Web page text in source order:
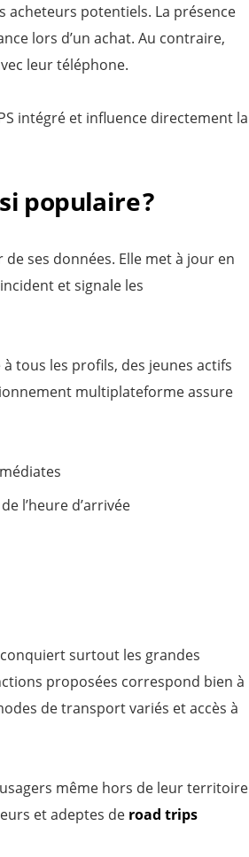
acheteurs potentiels. La présence
lors d’un achat. Au contraire,
leur téléphone.
intégré et influence directement la
populaire ?
ses données. Elle met à jour en
et signale les
à tous les profils, des jeunes actifs
multiplateforme assure
l’heure d’arrivée
conquiert surtout les grandes
proposées correspond bien à
de transport variés et accès à
même hors de leur territoire
et adeptes de road trips